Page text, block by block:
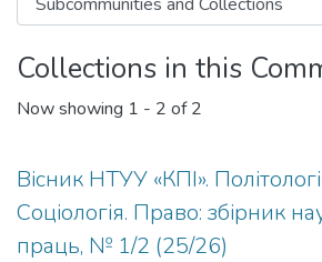
Collections in this
Now showing 1 - 2 of 2
Вісник НТУУ «КПІ».
Соціологія. Право: збірник
праць, № 1/2 (25/26)